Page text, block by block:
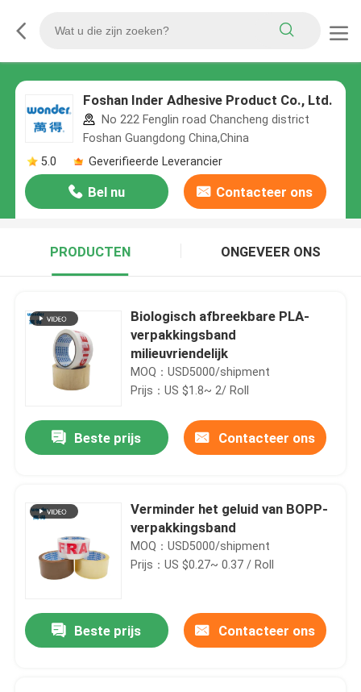
Foshan Inder Adhesive Product Co., Ltd.
No 222 Fenglin road Chancheng district
Foshan Guangdong China,China
5.0
Geverifieerde Leverancier
Bel nu Contacteer ons
PRODUCTEN ONGEVEER ONS
Biologisch afbreekbare PLA-
verpakkingsband
milieuvriendelijk
MOQ：USD5000/shipment
Prijs：US $1.8~ 2/ Roll
Beste prijs Contacteer ons
Verminder het geluid van BOPP-
verpakkingsband
MOQ：USD5000/shipment
Prijs：US $0.27~ 0.37 / Roll
Beste prijs Contacteer ons